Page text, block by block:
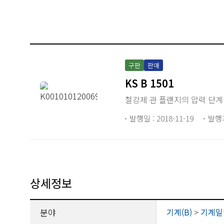
구판 판매
KS B 1501
철강제 관 플랜지의 압력 단계
발행일 : 2018-11-19 발
상세정보
분야 기계(B) > 기계